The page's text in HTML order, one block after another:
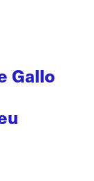
Gallo